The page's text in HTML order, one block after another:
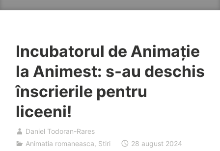
Incubatorul de Animație
la Animest: s-au deschis
înscrierile pentru
liceeni!
Daniel Todoran-Rares
Animatia romaneasca, Stiri
28 august 2024